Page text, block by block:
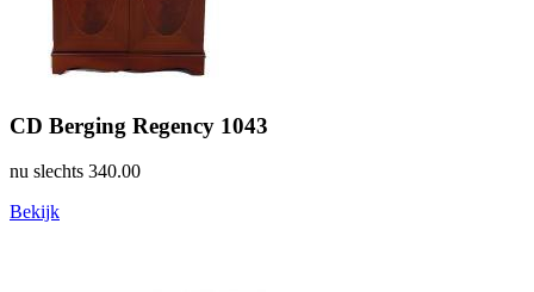
CD Berging Regency 1043
nu slechts 340.00
Bekijk